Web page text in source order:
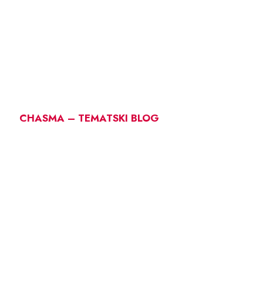
CHASMA – TEMATSKI BLOG